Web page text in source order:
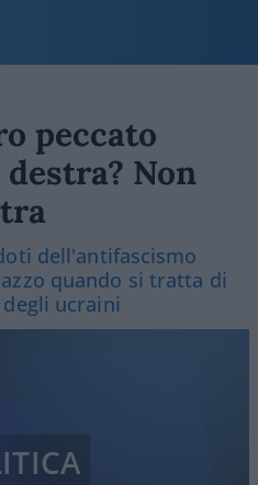
peccato
Non
dell'antifascismo
quando si tratta di
ucraini